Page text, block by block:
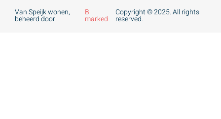
Van Speijk wonen,
beheerd door
B
marked
Copyright © 2025. All rights
reserved.